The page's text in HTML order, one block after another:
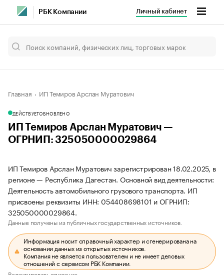
РБК Компании Личный кабинет
Главная ИП Темиров Арслан Муратович
ДЕЙСТВУЕТОБНОВЛЕНО
ИП Темиров Арслан Муратович —
ОГРНИП: 325050000029864
ИП Темиров Арслан Муратович зарегистрирован 18.02.2025, в
регионе — Республика Дагестан. Основной вид деятельности:
Деятельность автомобильного грузового транспорта. ИП
присвоены реквизиты ИНН: 054408698101 и ОГРНИП:
325050000029864.
Данные получены из публичных государственных источников.
Информация носит справочный характер и сгенерирована на
основании данных из открытых источников.
Компания не является пользователем и не имеет деловых
отношений с сервисом РБК Компании.